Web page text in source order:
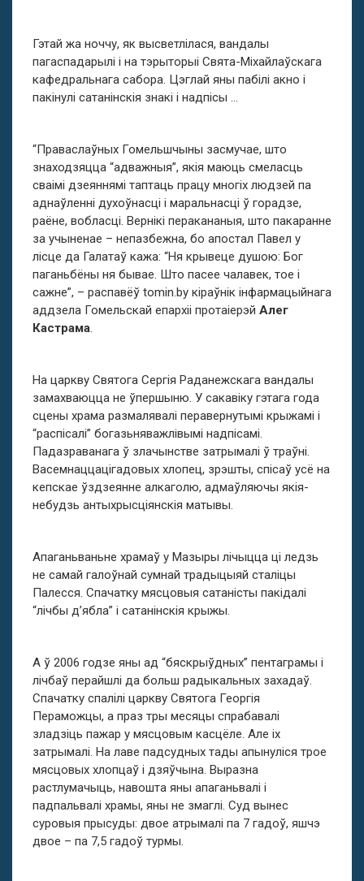
Гэтай жа ноччу, як высветлілася, вандалы
пагаспадарылі і на тэрыторыі Свята-Міхайлаўскага
кафедральнага сабора. Цэглай яны пабілі акно і
пакінулі сатанінскія знакі і надпісы …
“Праваслаўных Гомельшчыны засмучае, што
знаходзяцца “адважныя”, якія маюць смеласць
сваімі дзеяннямі таптаць працу многіх людзей па
аднаўленні духоўнасці і маральнасці ў горадзе,
раёне, вобласці. Вернікі перакананыя, што пакаранне
за учыненае – непазбежна, бо апостал Павел у
лісце да Галатаў кажа: “Ня крывеце душою: Бог
паганьбёны ня бывае. Што пасее чалавек, тое і
сажне”, – распавёў tomin.by кіраўнік інфармацыйнага
аддзела Гомельскай епархіі протаіерэй Алег
Кастрама.
На царкву Святога Сергія Раданежскага вандалы
замахваюцца не ўпершыню. У сакавіку гэтага года
сцены храма размалявалі перавернутымі крыжамі і
“распісалі” богазьняважлівымі надпісамі.
Падазраванага ў злачынстве затрымалі ў траўні.
Васемнаццацігадовых хлопец, зрэшты, спісаў усё на
кепскае ўздзеянне алкаголю, адмаўляючы якія-
небудзь антыхрысціянскія матывы.
Апаганьваньне храмаў у Мазыры лічыцца ці ледзь
не самай галоўнай сумнай традыцыяй сталіцы
Палесся. Спачатку мясцовыя сатаністы пакідалі
“лічбы д’ябла” і сатанінскія крыжы.
А ў 2006 годзе яны ад “бяскрыўдных” пентаграмы і
лічбаў перайшлі да больш радыкальных захадаў.
Спачатку спалілі царкву Святога Георгія
Пераможцы, а праз тры месяцы спрабавалі
зладзіць пажар у мясцовым касцёле. Але іх
затрымалі. На лаве падсудных тады апынуліся трое
мясцовых хлопцаў і дзяўчына. Выразна
растлумачыць, навошта яны апаганьвалі і
падпальвалі храмы, яны не змаглі. Суд вынес
суровыя прысуды: двое атрымалі па 7 гадоў, яшчэ
двое – па 7,5 гадоў турмы.